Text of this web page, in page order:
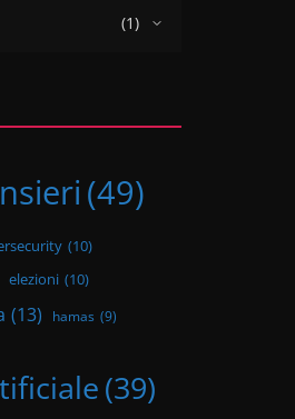
(1)
(49)
(10)
elezioni (10)
(13) hamas (9)
(39)